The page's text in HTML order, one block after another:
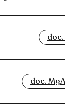
doc.